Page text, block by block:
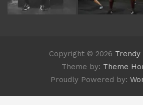
Copyright © 2026 Trendy
Theme by: Theme
Proudly Powered by: